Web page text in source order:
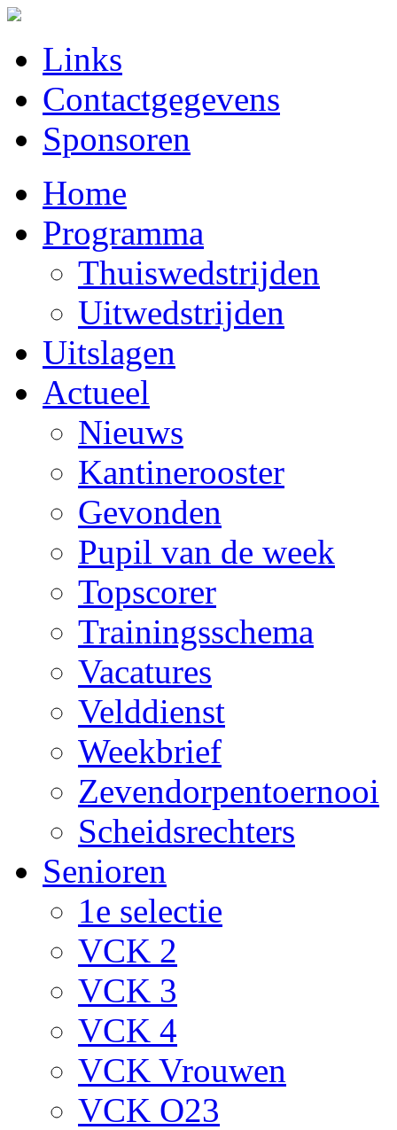
Links
Contactgegevens
Sponsoren
Home
Programma
Thuiswedstrijden
Uitwedstrijden
Uitslagen
Actueel
Nieuws
Kantinerooster
Gevonden
Pupil van de week
Topscorer
Trainingsschema
Vacatures
Velddienst
Weekbrief
Zevendorpentoernooi
Scheidsrechters
Senioren
1e selectie
VCK 2
VCK 3
VCK 4
VCK Vrouwen
VCK O23